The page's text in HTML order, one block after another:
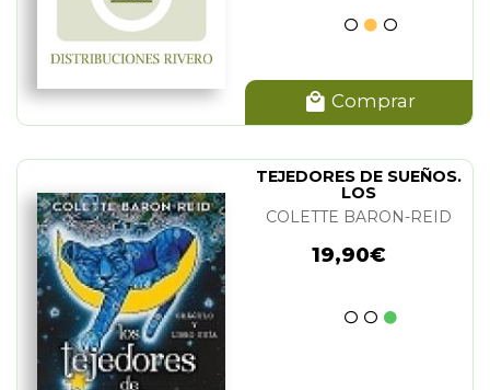
Comprar
TEJEDORES DE SUEÑOS.
LOS
COLETTE BARON-REID
19,90€